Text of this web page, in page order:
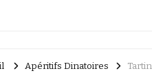
Apéritifs Dinatoires